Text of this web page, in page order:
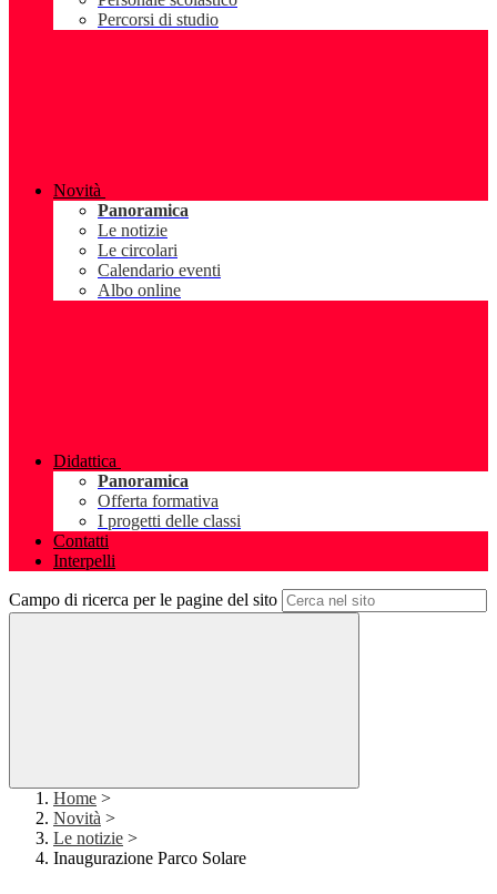
Percorsi di studio
Novità
Panoramica
Le notizie
Le circolari
Calendario eventi
Albo online
Didattica
Panoramica
Offerta formativa
I progetti delle classi
Contatti
Interpelli
Campo di ricerca per le pagine del sito
Home >
Novità >
Le notizie >
Inaugurazione Parco Solare